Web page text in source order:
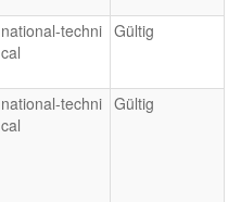
national-techni
cal
Gültig
national-techni
cal
Gültig